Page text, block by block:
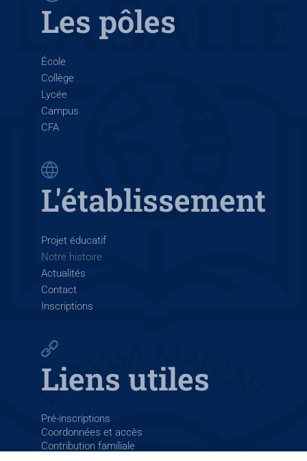
Les pôles
École
Collège
Lycée
Campus
CFA
L'établissement
Projet éducatif
Notre histoire
Actualités
Contact
Inscriptions
Liens utiles
Pré-inscriptions
Coordonnées et accès
Contribution familiale